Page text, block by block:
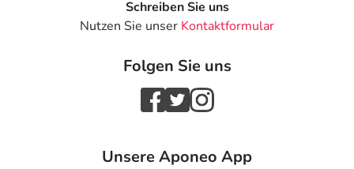
Schreiben Sie uns
Nutzen Sie unser Kontaktformular
Folgen Sie uns
Unsere Aponeo App